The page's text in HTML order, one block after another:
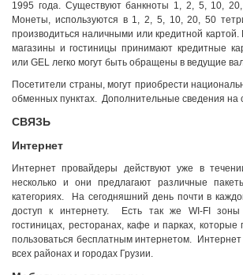
1995 года. Существуют банкноты 1, 2, 5, 10,
Монеты, используются в 1, 2, 5, 10, 20, 50
производиться наличными или кредитной
магазины и гостиницы принимают кредитные
или GEL легко могут быть обращены в ведущие
Посетители страны, могут приобрести
обменных пунктах. Дополнительные сведения на
СВЯЗЬ
Интернет
Интернет провайдеры действуют уже в
несколько и они предлагают различные
категориях. На сегодняшний день почти в
доступ к интернету. Есть так же WI-FI зоны
гостиницах, ресторанах, кафе и парках, которые
пользоваться бесплатным интернетом.
всех районах и городах Грузии.